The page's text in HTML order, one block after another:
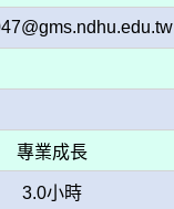
專業成長
3.0小時